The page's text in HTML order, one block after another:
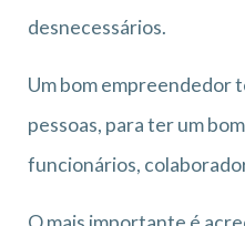
desnecessários.
Um bom empreendedor
pessoas, para ter um
funcionários,